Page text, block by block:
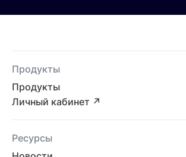
Продукты
Продукты
Личный кабинет ↗
Ресурсы